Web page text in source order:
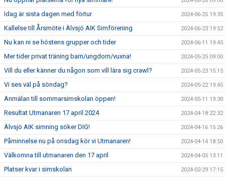
Idag är sista dagen med förtur 2024-06-25 19:35
Kallelse till Årsmöte i Älvsjö AIK Simförening 2024-06-23 19:52
Nu kan ni se höstens grupper och tider 2024-06-11 19:45
Mer tider privat träning barn/ungdom/vuxna! 2024-05-25 09:00
Vill du eller känner du någon som vill lära sig crawl? 2024-05-23 15:15
Vi ses väl på söndag? 2024-05-22 19:45
Anmälan till sommarsimskolan öppen! 2024-05-11 19:30
Resultat Utmanaren 17 april 2024 2024-04-18 22:32
Älvsjö AIK simning söker DIG! 2024-04-16 15:26
Påminnelse nu på onsdag kör vi Utmanaren! 2024-04-14 18:50
Välkomna till utmanaren den 17 april 2024-04-05 13:11
Platser kvar i simskolan 2024-02-29 17:15